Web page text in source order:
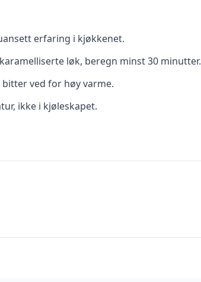
erfaring i kjøkkenet.
løk, beregn minst 30 minutter.
ved for høy varme.
ikke i kjøleskapet.